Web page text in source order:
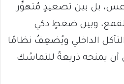
بل بين تصعيدٍ مُتهوِّر
وبين ضغطٍ ذكي
الداخلي ويُضعِفُ نظامًا
أن يمنحه ذريعةً للتماسُك